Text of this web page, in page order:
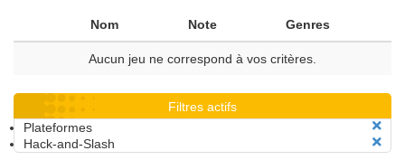
Nom Note Genres
Aucun jeu ne correspond à vos critères.
Filtres actifs
Plateformes
Hack-and-Slash